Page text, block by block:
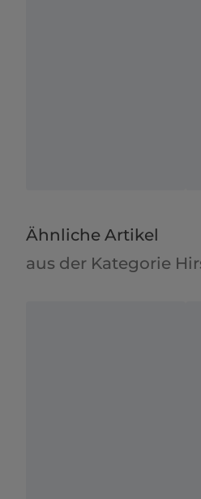
Ähnliche Artikel
aus der Kategorie